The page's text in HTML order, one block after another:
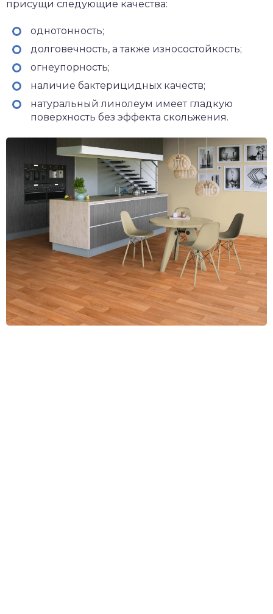
присущи следующие качества:
однотонность;
долговечность, а также износостойкость;
огнеупорность;
наличие бактерицидных качеств;
натуральный линолеум имеет гладкую
поверхность без эффекта скольжения.